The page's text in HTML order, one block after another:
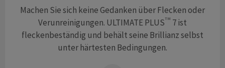
Machen Sie sich keine Gedanken über Flecken oder
Verunreinigungen. ULTIMATE PLUSTM 7 ist
fleckenbeständig und behält seine Brillianz selbst
unter härtesten Bedingungen.